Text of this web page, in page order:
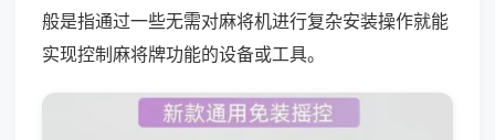
般是指通过一些无需对麻将机进行复杂安装操作就能
实现控制麻将牌功能的设备或工具。